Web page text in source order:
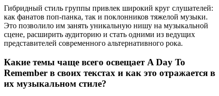
Гибридный стиль группы привлек широкий круг слушателей:
как фанатов поп-панка, так и поклонников тяжелой музыки.
Это позволило им занять уникальную нишу на музыкальной
сцене, расширить аудиторию и стать одними из ведущих
представителей современного альтернативного рока.
Какие темы чаще всего освещает A Day To
Remember в своих текстах и как это отражается в
их музыкальном стиле?